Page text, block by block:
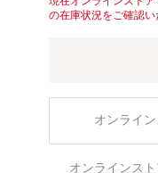
の在庫状況をご確認い
オンライ
オンラインス